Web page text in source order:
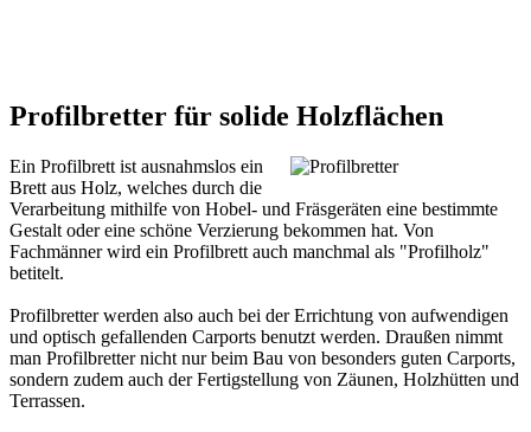
Profilbretter für solide Holzflächen
Ein Profilbrett ist ausnahmslos ein
Brett aus Holz, welches durch die
Verarbeitung mithilfe von Hobel- und Fräsgeräten eine bestimmte
Gestalt oder eine schöne Verzierung bekommen hat. Von
Fachmänner wird ein Profilbrett auch manchmal als "Profilholz"
betitelt.
Profilbretter werden also auch bei der Errichtung von aufwendigen
und optisch gefallenden Carports benutzt werden. Draußen nimmt
man Profilbretter nicht nur beim Bau von besonders guten Carports,
sondern zudem auch der Fertigstellung von Zäunen, Holzhütten und
Terrassen.